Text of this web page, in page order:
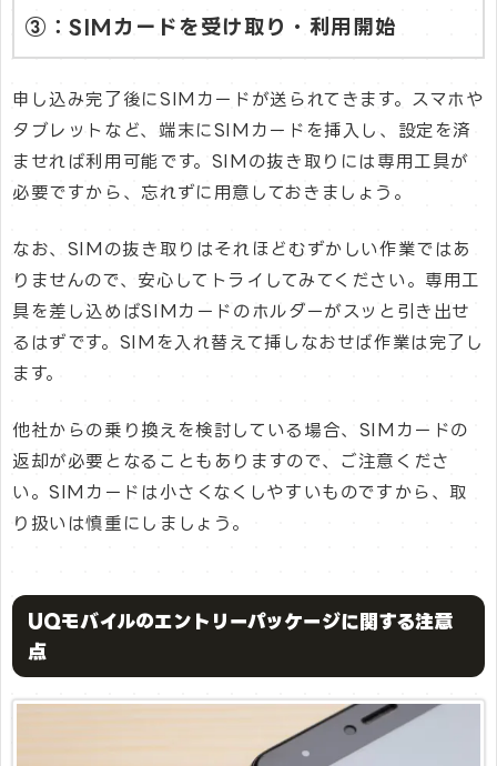
③：SIMカードを受け取り・利用開始
申し込み完了後にSIMカードが送られてきます。スマホや
タブレットなど、端末にSIMカードを挿入し、設定を済
ませれば利用可能です。SIMの抜き取りには専用工具が
必要ですから、忘れずに用意しておきましょう。
なお、SIMの抜き取りはそれほどむずかしい作業ではあ
りませんので、安心してトライしてみてください。専用工
具を差し込めばSIMカードのホルダーがスッと引き出せ
るはずです。SIMを入れ替えて挿しなおせば作業は完了し
ます。
他社からの乗り換えを検討している場合、SIMカードの
返却が必要となることもありますので、ご注意くださ
い。SIMカードは小さくなくしやすいものですから、取
り扱いは慎重にしましょう。
UQモバイルのエントリーパッケージに関する注意
点